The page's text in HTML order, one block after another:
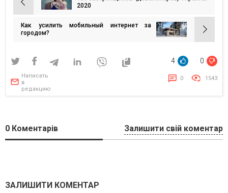
Навигация
по
записям
2020
Как усилить мобильный интернет за
городом?
4 0
Написать
в
редакцию
0 1543
0 Коментарів Залишити свій коментар
ЗАЛИШИТИ КОМЕНТАР